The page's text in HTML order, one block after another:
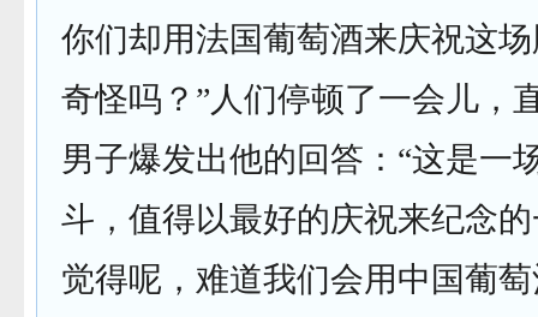
你们却用法国葡萄酒来庆祝这
奇怪吗？”人们停顿了一会儿，
男子爆发出他的回答：“这是一
斗，值得以最好的庆祝来纪念
觉得呢，难道我们会用中国葡